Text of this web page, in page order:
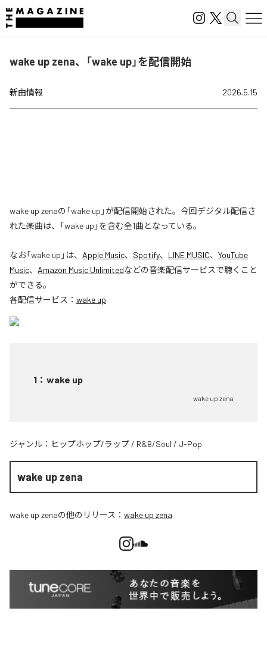
wake up zena、「wake up」を配信開始
新曲情報 2026.5.15
wake up zenaの「wake up」が配信開始された。今回デジタル配信さ
れた楽曲は、「wake up」を含む全1曲となっている。
なお「wake up 」は、 Apple Music、 Spotify、 LINE MUSIC、 YouTube
Music、 Amazon Music Unlimitedなどの音楽配信サービスで聴くこと
ができる。
各配信サービス： wake up
1 ： wake up
wake up zena
ジャンル： ヒップホップ/ラップ / R&B/Soul / J-Pop
wake up zena
wake up zenaの他のリリース： wake up zena